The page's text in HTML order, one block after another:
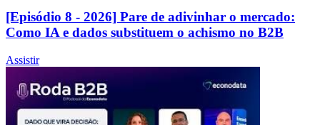
[Episódio 8 - 2026] Pare de adivinhar o mercado:
Como IA e dados substituem o achismo no B2B
Assistir